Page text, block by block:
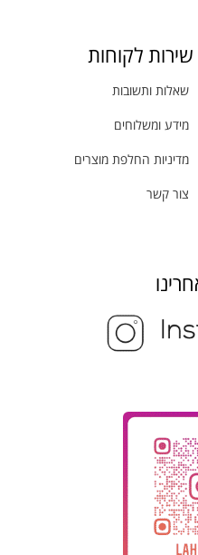
שירות לקוחות
שאלות ותשובות
מידע ומשלוחים
מדיניות החלפת מוצרים
צור קשר